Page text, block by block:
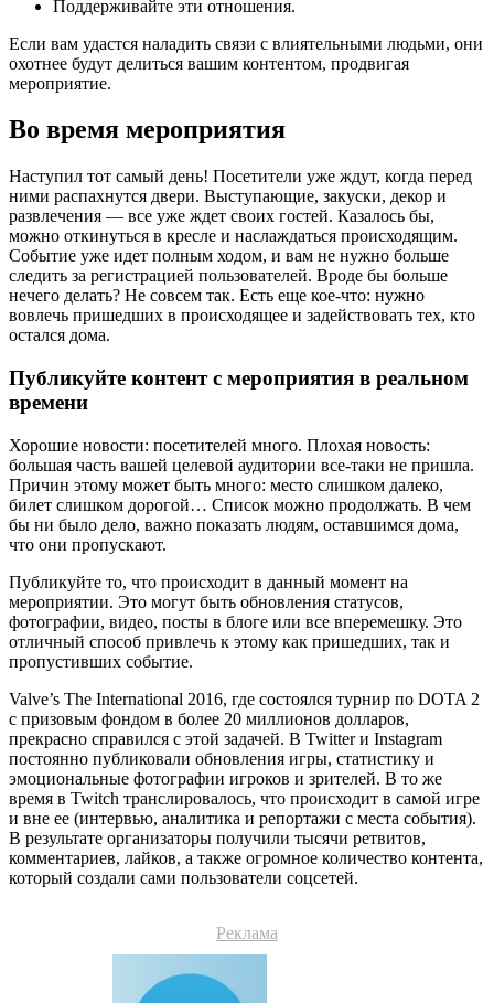
Поддерживайте эти отношения.
Если вам удастся наладить связи с влиятельными людьми, они
охотнее будут делиться вашим контентом, продвигая
мероприятие.
Во время мероприятия
Наступил тот самый день! Посетители уже ждут, когда перед
ними распахнутся двери. Выступающие, закуски, декор и
развлечения — все уже ждет своих гостей. Казалось бы,
можно откинуться в кресле и наслаждаться происходящим.
Событие уже идет полным ходом, и вам не нужно больше
следить за регистрацией пользователей. Вроде бы больше
нечего делать? Не совсем так. Есть еще кое-что: нужно
вовлечь пришедших в происходящее и задействовать тех, кто
остался дома.
Публикуйте контент с мероприятия в реальном
времени
Хорошие новости: посетителей много. Плохая новость:
большая часть вашей целевой аудитории все-таки не пришла.
Причин этому может быть много: место слишком далеко,
билет слишком дорогой… Список можно продолжать. В чем
бы ни было дело, важно показать людям, оставшимся дома,
что они пропускают.
Публикуйте то, что происходит в данный момент на
мероприятии. Это могут быть обновления статусов,
фотографии, видео, посты в блоге или все вперемешку. Это
отличный способ привлечь к этому как пришедших, так и
пропустивших событие.
Valve’s The International 2016, где состоялся турнир по DOTA 2
с призовым фондом в более 20 миллионов долларов,
прекрасно справился с этой задачей. В Twitter и Instagram
постоянно публиковали обновления игры, статистику и
эмоциональные фотографии игроков и зрителей. В то же
время в Twitch транслировалось, что происходит в самой игре
и вне ее (интервью, аналитика и репортажи с места события).
В результате организаторы получили тысячи ретвитов,
комментариев, лайков, а также огромное количество контента,
который создали сами пользователи соцсетей.
Реклама